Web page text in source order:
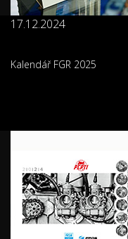
17.12.2024
Kalendář FGR 2025